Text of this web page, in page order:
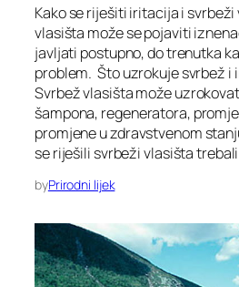
Kako se riješiti iritacija i
vlasišta može se pojaviti
javljati postupno, do trenutka
problem. Što uzrokuje svrbež i
Svrbež vlasišta može
šampona, regeneratora,
promjene u zdravstvenom
se riješili svrbeži vlasišta
byPrirodni lijek